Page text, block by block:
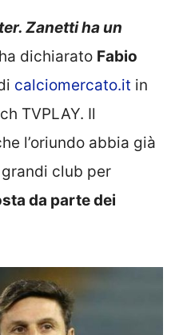
Zanetti ha un
ha dichiarato Fabio
calciomercato.it in
TVPLAY. Il
l’oriundo abbia già
club per
da parte dei